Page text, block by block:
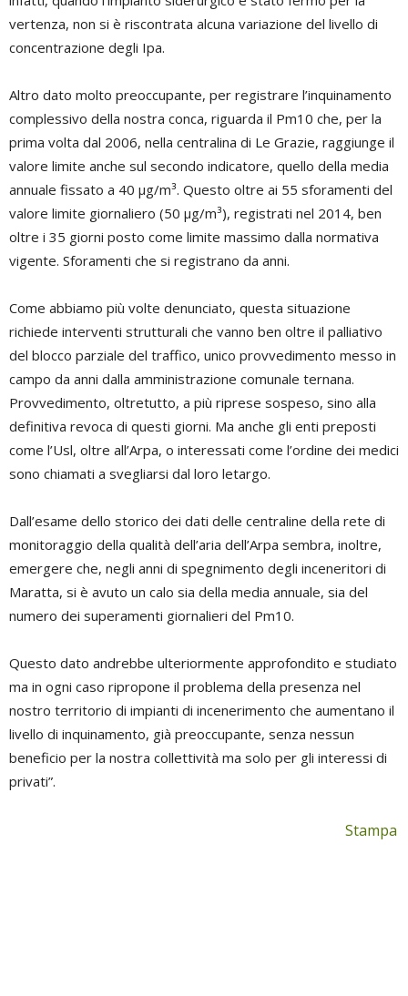
vertenza, non si è riscontrata alcuna variazione del livello di
concentrazione degli Ipa.
Altro dato molto preoccupante, per registrare l’inquinamento
complessivo della nostra conca, riguarda il Pm10 che, per la
prima volta dal 2006, nella centralina di Le Grazie, raggiunge il
valore limite anche sul secondo indicatore, quello della media
annuale fissato a 40 µg/m³. Questo oltre ai 55 sforamenti del
valore limite giornaliero (50 µg/m³), registrati nel 2014, ben
oltre i 35 giorni posto come limite massimo dalla normativa
vigente. Sforamenti che si registrano da anni.
Come abbiamo più volte denunciato, questa situazione
richiede interventi strutturali che vanno ben oltre il palliativo
del blocco parziale del traffico, unico provvedimento messo in
campo da anni dalla amministrazione comunale ternana.
Provvedimento, oltretutto, a più riprese sospeso, sino alla
definitiva revoca di questi giorni. Ma anche gli enti preposti
come l’Usl, oltre all’Arpa, o interessati come l’ordine dei medici
sono chiamati a svegliarsi dal loro letargo.
Dall’esame dello storico dei dati delle centraline della rete di
monitoraggio della qualità dell’aria dell’Arpa sembra, inoltre,
emergere che, negli anni di spegnimento degli inceneritori di
Maratta, si è avuto un calo sia della media annuale, sia del
numero dei superamenti giornalieri del Pm10.
Questo dato andrebbe ulteriormente approfondito e studiato
ma in ogni caso ripropone il problema della presenza nel
nostro territorio di impianti di incenerimento che aumentano il
livello di inquinamento, già preoccupante, senza nessun
beneficio per la nostra collettività ma solo per gli interessi di
privati”.
Stampa